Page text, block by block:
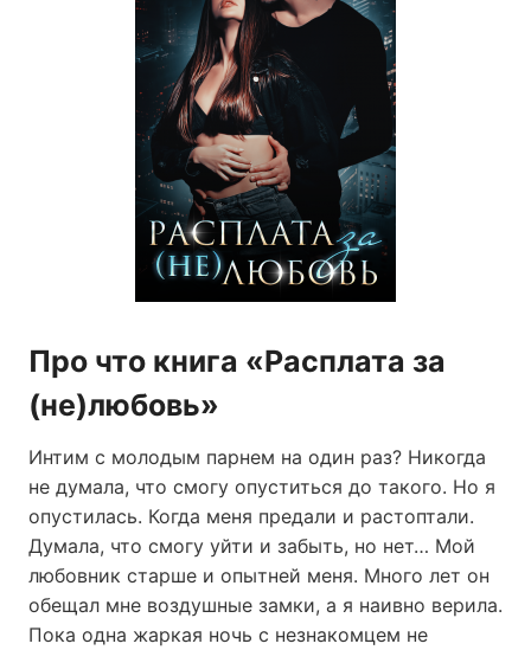
Про что книга «Расплата за
(не)любовь»
Интим с молодым парнем на один раз? Никогда
не думала, что смогу опуститься до такого. Но я
опустилась. Когда меня предали и растоптали.
Думала, что смогу уйти и забыть, но нет… Мой
любовник старше и опытней меня. Много лет он
обещал мне воздушные замки, а я наивно верила.
Пока одна жаркая ночь с незнакомцем не